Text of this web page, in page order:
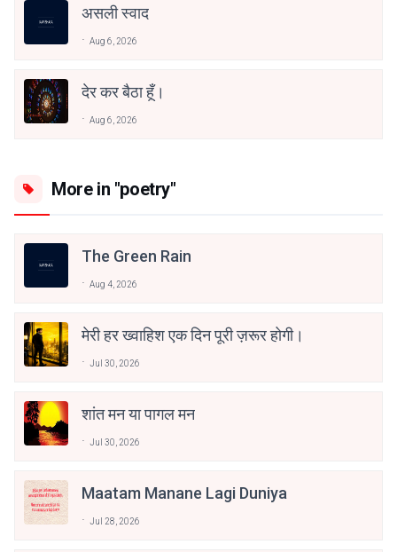
असली स्वाद
Aug 6, 2026
देर कर बैठा हूँ।
Aug 6, 2026
More in "poetry"
The Green Rain
Aug 4, 2026
मेरी हर ख्वाहिश एक दिन पूरी ज़रूर होगी।
Jul 30, 2026
शांत मन या पागल मन
Jul 30, 2026
Maatam Manane Lagi Duniya
Jul 28, 2026